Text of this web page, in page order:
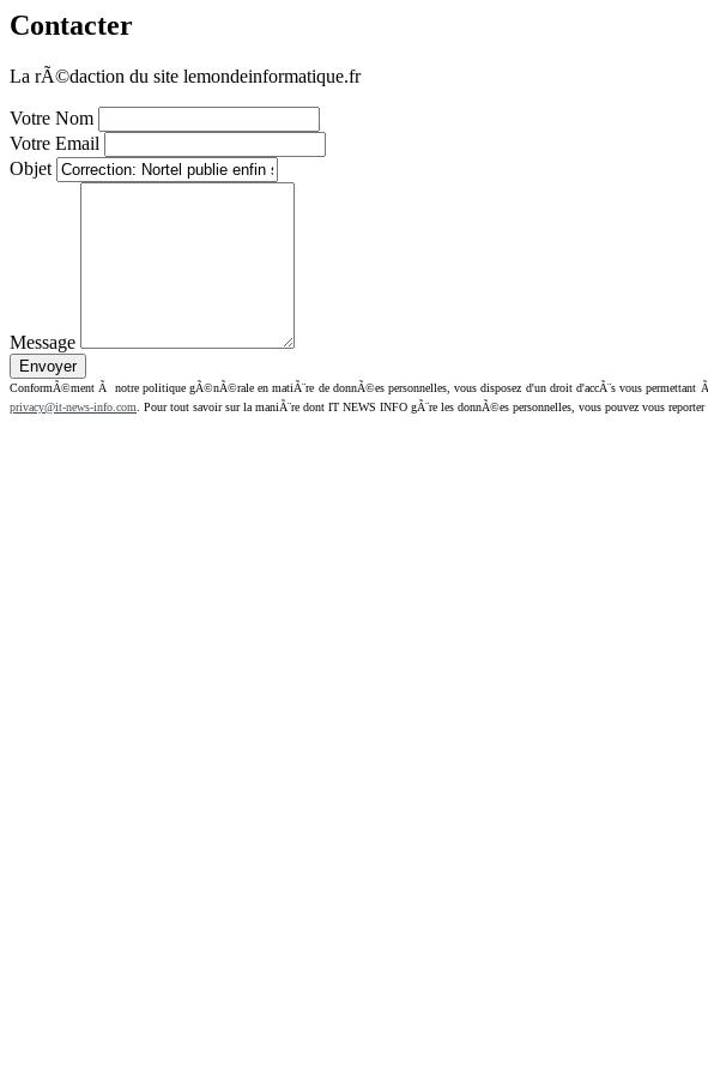
Contacter
La rÃ©daction du site lemondeinformatique.fr
Votre Nom
Votre Email
Objet
Message
ConformÃ©ment Ã notre politique gÃ©nÃ©rale en matiÃ¨re de donnÃ©es personnelles, vous disposez d'un droit d'accÃ¨s vous
privacy@it-news-info.com . Pour tout savoir sur la maniÃ¨re dont IT NEWS INFO gÃ¨re les donnÃ©es personnelles, vous pouvez vous